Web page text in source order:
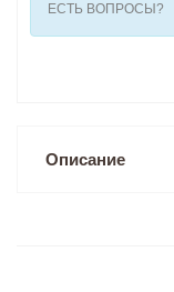
ЕСТЬ ВОПРОСЫ?
Описание